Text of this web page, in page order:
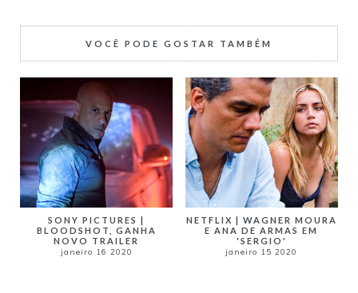
VOCÊ PODE GOSTAR TAMBÉM
SONY PICTURES |
BLOODSHOT, GANHA
NOVO TRAILER
janeiro 16 2020
NETFLIX | WAGNER MOURA
E ANA DE ARMAS EM
'SERGIO'
janeiro 15 2020